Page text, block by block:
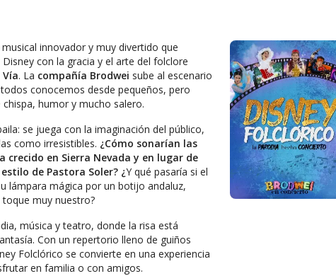
innovador y muy divertido que
con la gracia y el arte del folclore
. La compañía Brodwei sube al escenario
conocemos desde pequeños, pero
humor y mucho salero.
se juega con la imaginación del público,
como irresistibles. ¿Cómo sonarían las
crecido en Sierra Nevada y en lugar de
de Pastora Soler? ¿Y qué pasaría si el
lámpara mágica por un botijo andaluz,
muy nuestro?
música y teatro, donde la risa está
Con un repertorio lleno de guiños
Folclórico se convierte en una experiencia
en familia o con amigos.